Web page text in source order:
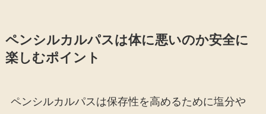
ペンシルカルパスは体に悪いのか安全に
楽しむポイント
ペンシルカルパスは保存性を高めるために塩分や